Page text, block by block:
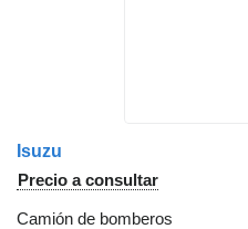
Isuzu
Precio a consultar
Camión de bomberos